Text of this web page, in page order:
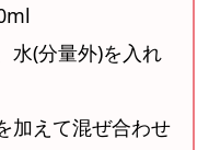
水(分量外)を入れ
加えて混ぜ合わせ